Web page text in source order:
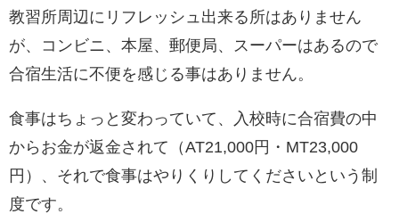
教習所周辺にリフレッシュ出来る所はありません
が、コンビニ、本屋、郵便局、スーパーはあるので
合宿生活に不便を感じる事はありません。
食事はちょっと変わっていて、入校時に合宿費の中
からお金が返金されて（AT21,000円・MT23,000
円）、それで食事はやりくりしてくださいという制
度です。